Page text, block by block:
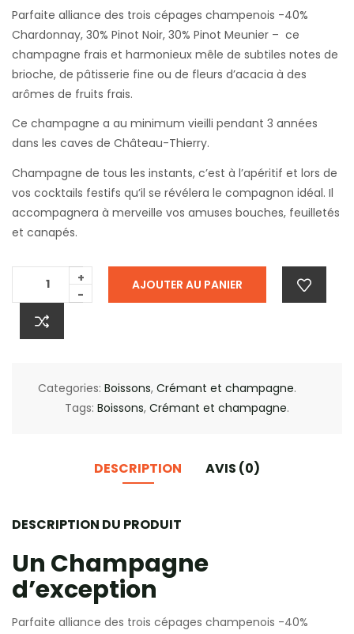
Parfaite alliance des trois cépages champenois -40%
Chardonnay, 30% Pinot Noir, 30% Pinot Meunier – ce
champagne frais et harmonieux mêle de subtiles notes de
brioche, de pâtisserie fine ou de fleurs d’acacia à des
arômes de fruits frais.
Ce champagne a au minimum vieilli pendant 3 années
dans les caves de Château-Thierry.
Champagne de tous les instants, c’est à l’apéritif et lors de
vos cocktails festifs qu’il se révélera le compagnon idéal. Il
accompagnera à merveille vos amuses bouches, feuilletés
et canapés.
+
-
AJOUTER AU PANIER
Categories: Boissons, Crémant et champagne.
Tags: Boissons, Crémant et champagne.
DESCRIPTION AVIS (0)
DESCRIPTION DU PRODUIT
Un Champagne
d’exception
Parfaite alliance des trois cépages champenois -40%